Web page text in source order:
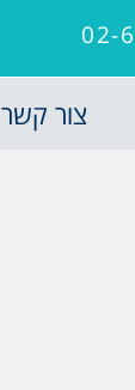
02-
צור קשר